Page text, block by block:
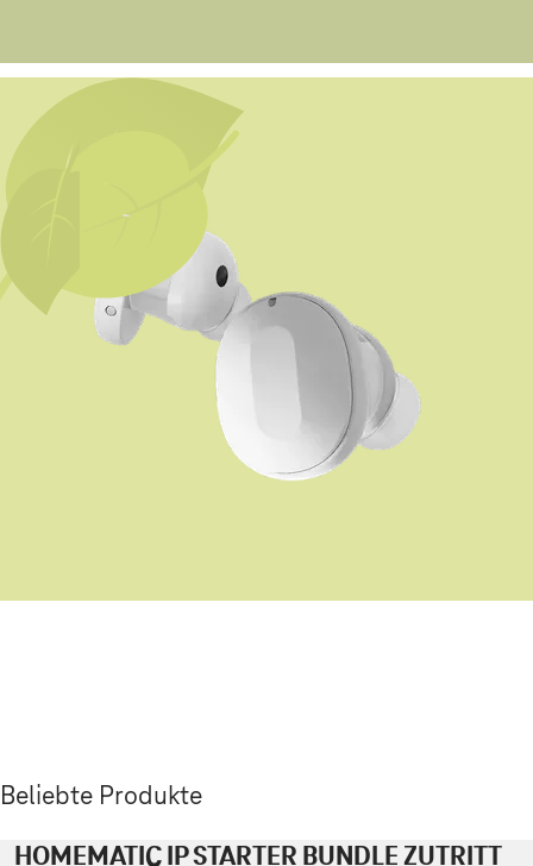
Beliebte Produkte
HOMEMATIC IP STARTER BUNDLE ZUTRITT